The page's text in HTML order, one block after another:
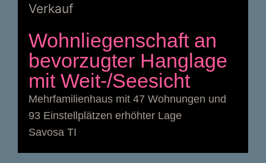
Verkauf
Wohnliegenschaft an
bevorzugter Hanglage
mit Weit-/Seesicht
Mehrfamilienhaus mit 47 Wohnungen und
93 Einstellplätzen erhöhter Lage
Savosa TI